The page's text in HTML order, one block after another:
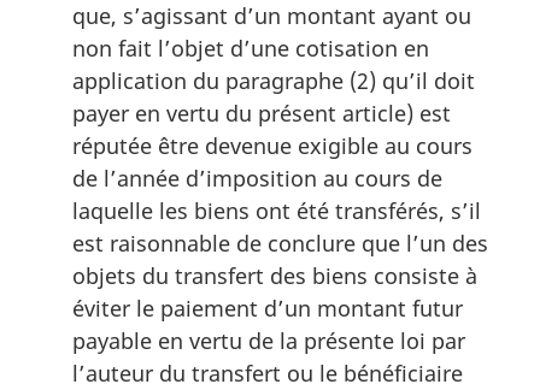
que, s’agissant d’un montant ayant ou
non fait l’objet d’une cotisation en
application du paragraphe (2) qu’il doit
payer en vertu du présent article) est
réputée être devenue exigible au cours
de l’année d’imposition au cours de
laquelle les biens ont été transférés, s’il
est raisonnable de conclure que l’un des
objets du transfert des biens consiste à
éviter le paiement d’un montant futur
payable en vertu de la présente loi par
l’auteur du transfert ou le bénéficiaire